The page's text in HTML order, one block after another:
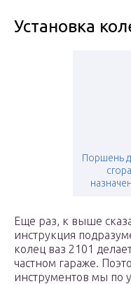
Установка
Поршень
Еще раз, к выше
инструкция
колец ваз 2101
частном гараже.
инструментов мы по